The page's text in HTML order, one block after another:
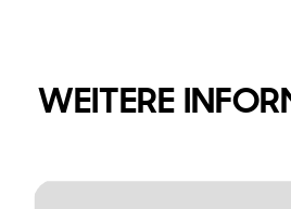
WEITERE